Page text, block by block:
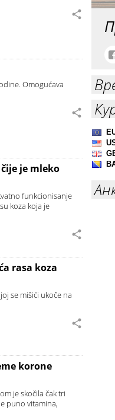
Omogućava
čije je mleko
funkcionisanje
koza koja je
rasa koza
se mišići ukoče na
korone
je skočila čak tri
puno vitamina,